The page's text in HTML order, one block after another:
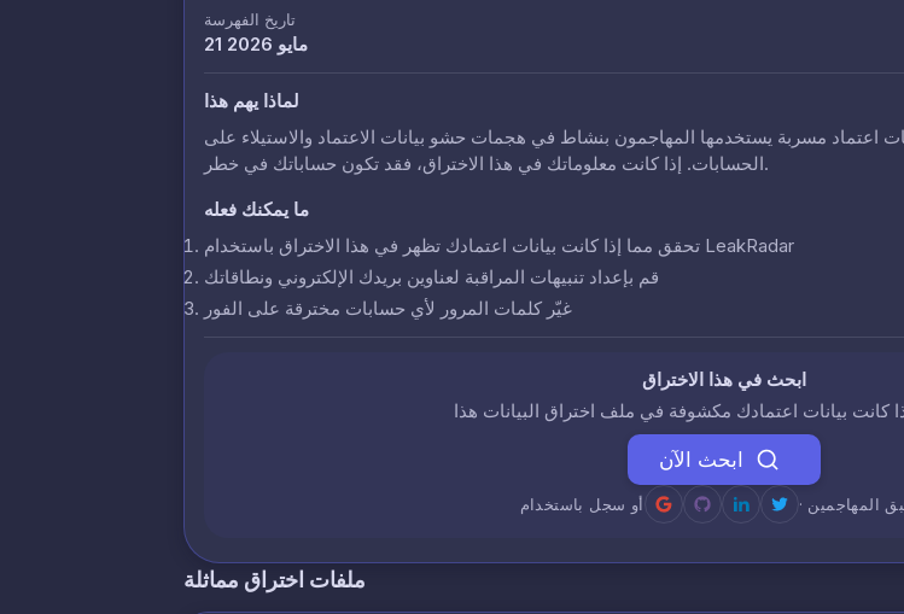
تاريخ الفهرسة
21 مايو 2026
لماذا يهم هذا
اعتماد مسربة يستخدمها المهاجمون بنشاط في هجمات حشو بيانات الاعتماد والاستيلاء على
الحسابات. إذا كانت معلوماتك في هذا الاختراق، فقد تكون حساباتك في خطر.
ما يمكنك فعله
تحقق مما إذا كانت بيانات اعتمادك تظهر في هذا الاختراق باستخدام LeakRadar
قم بإعداد تنبيهات المراقبة لعناوين بريدك الإلكتروني ونطاقاتك
غيّر كلمات المرور لأي حسابات مخترقة على الفور
ابحث في هذا الاختراق
ابحث الآن
أو سجل باستخدام المهاجمين
ملفات اختراق مماثلة